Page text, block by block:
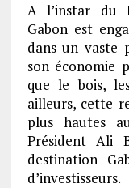
A l’instar du
Gabon est
dans un vaste
son économie
que le bois,
ailleurs, cette
plus hautes
Président Ali
destination
d’investisseurs.